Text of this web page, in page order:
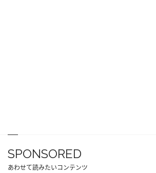
SPONSORED
あわせて読みたいコンテンツ